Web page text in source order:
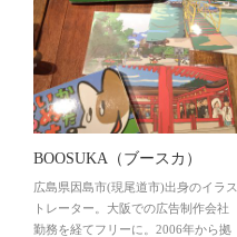
BOOSUKA（ブースカ）
広島県因島市(現尾道市)出身のイラス
トレーター。大阪での広告制作会社
勤務を経てフリーに。2006年から拠